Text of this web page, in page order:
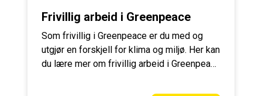
Frivillig arbeid i Greenpeace
Som frivillig i Greenpeace er du med og
utgjør en forskjell for klima og miljø. Her kan
du lære mer om frivillig arbeid i Greenpeace